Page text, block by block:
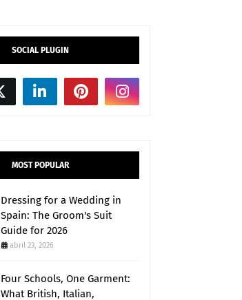
SOCIAL PLUGIN
MOST POPULAR
Dressing for a Wedding in
Spain: The Groom's Suit
Guide for 2026
abril 23, 2026
Four Schools, One Garment:
What British, Italian,